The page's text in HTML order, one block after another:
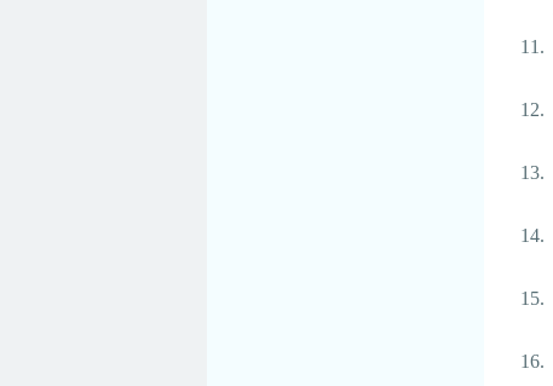
11.
12.
13.
14.
15.
16.